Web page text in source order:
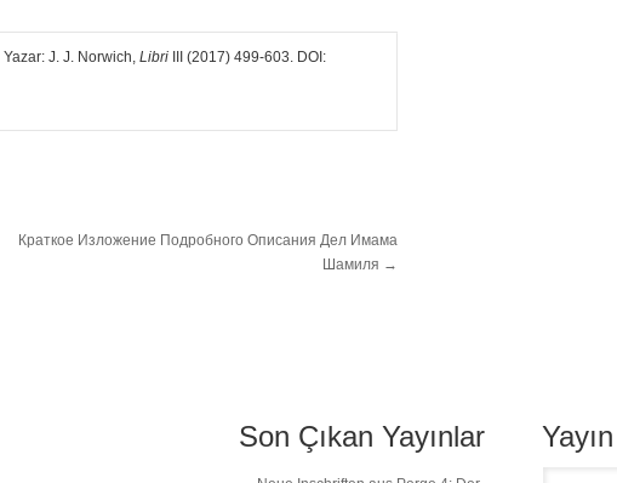
Yazar: J. J. Norwich, Libri III (2017) 499-603. DOI:
Краткое Изложение Подробного Описания Дел Имама
Шамиля →
Son Çıkan Yayınlar